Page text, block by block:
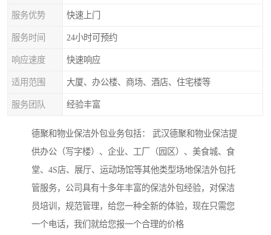
服务优势 快速上门
服务时间 24小时可预约
响应速度 快速响应
适用范围 大厦、办公楼、商场、酒店、住宅楼等
服务团队 经验丰富
德聚和物业保洁外包业务包括： 武汉德聚和物业保洁提
供办公（写字楼）、企业、工厂（园区）、美食城、食
堂、4S店、展厅、运动场馆等其他类型场地保洁外包托
管服务，公司具有十多年丰富的保洁外包经验，对保洁
员培训，规范管理，给您一种全新的体验，现在只需您
一个电话，我们就给您报一个合理的价格